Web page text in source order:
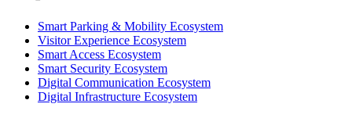
Smart Parking & Mobility Ecosystem
Visitor Experience Ecosystem
Smart Access Ecosystem
Smart Security Ecosystem
Digital Communication Ecosystem
Digital Infrastructure Ecosystem